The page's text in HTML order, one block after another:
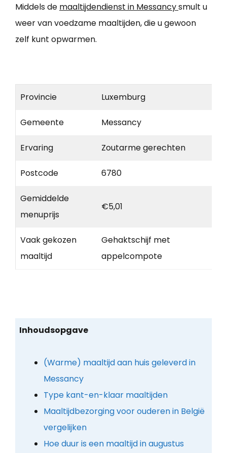
Middels de maaltijdendienst in Messancysmult u
weer van voedzame maaltijden, die u gewoon
zelf kunt opwarmen.
Provincie Luxemburg
Gemeente Messancy
Ervaring Zoutarme gerechten
Postcode 6780
Gemiddelde
menuprijs
€5,01
Vaak gekozen
maaltijd
Gehaktschijf met
appelcompote
Inhoudsopgave
(Warme) maaltijd aan huis geleverd in
Messancy
Type kant-en-klaar maaltijden
Maaltijdbezorging voor ouderen in België
vergelijken
Hoe duur is een maaltijd in augustus